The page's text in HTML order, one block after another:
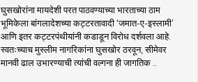
घुसखोरांना मायदेशी परत पाठवण्याच्या भारताच्या ठाम
भूमिकेला बांगलादेशच्या कट्टरतावादी ‘जमात-ए-इस्लामी’
आणि इतर कट्टरपंथीयांनी कडाडून विरोध दर्शवला आहे.
स्वतःच्याच मुस्लीम नागरिकांना घुसखोर ठरवून, सीमेवर
मानवी ढाल उभारण्याची त्यांची वल्गना ही जागतिक ..